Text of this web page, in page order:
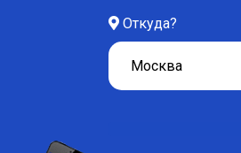
Откуда?